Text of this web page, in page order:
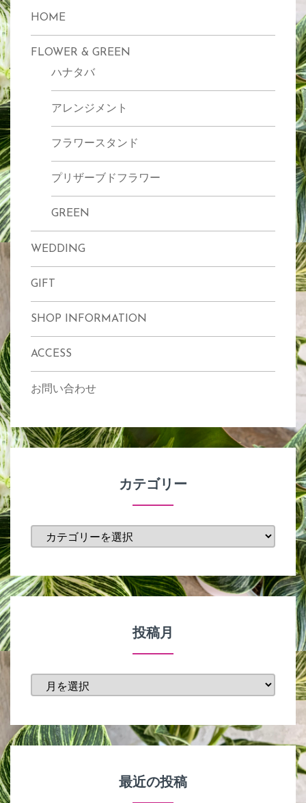
HOME
FLOWER & GREEN
ハナタバ
アレンジメント
フラワースタンド
プリザーブドフラワー
GREEN
WEDDING
GIFT
SHOP INFORMATION
ACCESS
お問い合わせ
カテゴリー
テ
リ
ー
投稿月
稿
最近の投稿